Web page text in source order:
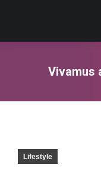
Vivamus
Lifestyle